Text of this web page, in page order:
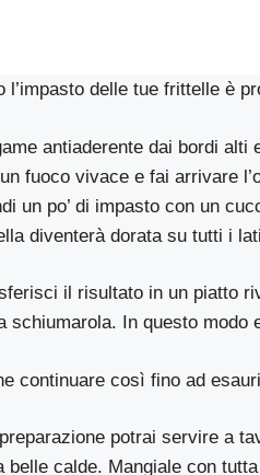
l’impasto delle tue frittelle è
antiaderente dai bordi alti
fuoco vivace e fai arrivare
un po’ di impasto con un
diventerà dorata su tutti i
il risultato in un piatto
schiumarola. In questo modo
continuare così fino ad
potrai servire a
belle calde. Mangiale con